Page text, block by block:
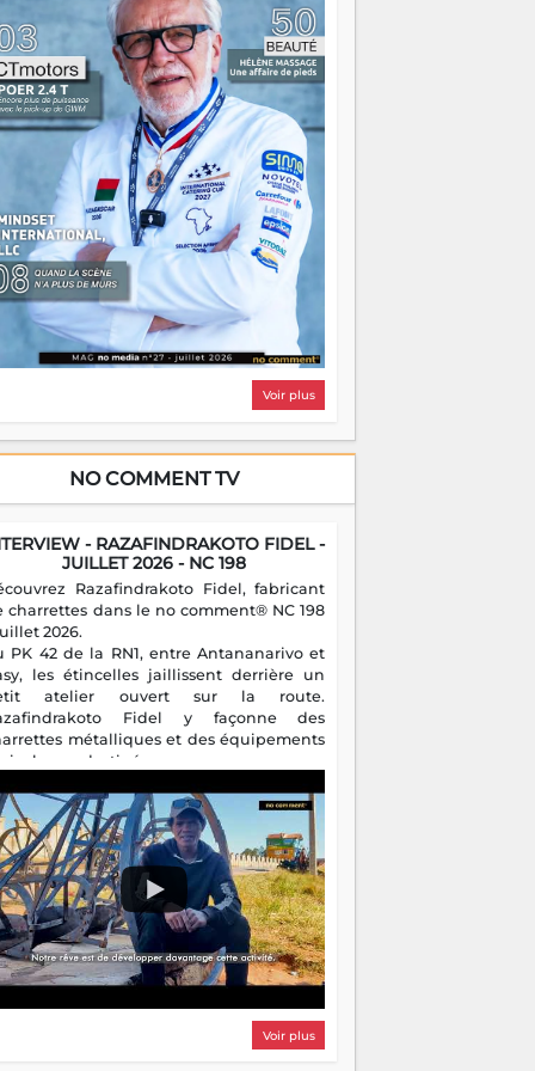
on pourrait s'arrêter là, applaudir et
chez soi satisfait. Mais ce serait
à côté d'une chose essentielle. La
ça brûle fort — et parfois, ça brûle
Une flamme sans direction peut
autant qu'elle peut consumer. C'est
que les aînés entrent en scène — pas
reprendre le gouvernail, mais pour
où sont les récifs. Les jeunes ont la
les vieux ont l'expérience, comme on
Ce n'est pas un combat de générations
c'est une question d'équipage. Partagez
réussites, mais aussi vos échecs. Surtout
échecs, d'ailleurs — ils enseignent
que n'importe quel manuel. À
la barque avance. Il faut juste
que tout le monde rame dans le
Voir plus
NO COMMENT TV
- RAZAFINDRAKOTO FIDEL -
JUILLET 2026 - NC 198
Razafindrakoto Fidel, fabricant
charrettes dans le no comment® NC 198
2026.
PK 42 de la RN1, entre Antananarivo et
les étincelles jaillissent derrière un
atelier ouvert sur la route.
Fidel y façonne des
métalliques et des équipements
destinés aux campagnes
il perpétue un métier discret mais
Voir plus